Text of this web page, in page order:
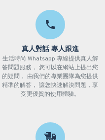
真人對話 專人跟進
生活時尚 Whatsapp 專線提供真人解
答問題服務， 您可以在網站上提出您
的疑問， 由我們的專業團隊為您提供
精準的解答， 讓您快速解決問題，享
受更優質的使用體驗。